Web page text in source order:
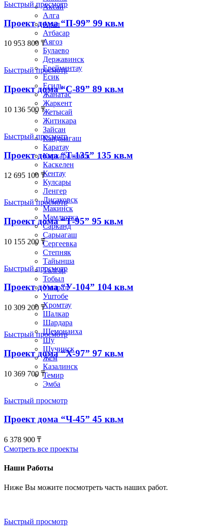
Аксай
Алга
Арал
Атбасар
Аягоз
Булаево
Державинск
Ерейментау
Есик
Есиль
Жанатас
Жаркент
Жетысай
Житикара
Зайсан
Кандыагаш
Каратау
Каркаралинск
Каскелен
Кентау
Кулсары
Ленгер
Лисаковск
Макинск
Мамлютка
Сарканд
Сарыагаш
Сергеевка
Степняк
Тайынша
Талгар
Тобыл
Ушарал
Уштобе
Хромтау
Шалкар
Шардара
Шемонаиха
Шу
Щучинск
Жем
Казалинск
Темир
Эмба
Быстрый просмотр
Проект дома “П-99” 99 кв.м
10 953 800 ₸
Быстрый просмотр
Проект дома “С-89” 89 кв.м
10 136 500 ₸
Быстрый просмотр
Проект дома “Т-135” 135 кв.м
12 695 100 ₸
Быстрый просмотр
Проект дома “Т-95” 95 кв.м
10 155 200 ₸
Быстрый просмотр
Проект дома “У-104” 104 кв.м
10 309 200 ₸
Быстрый просмотр
Проект дома “Х-97” 97 кв.м
10 369 700 ₸
Быстрый просмотр
Проект дома “Ч-45” 45 кв.м
6 378 900 ₸
Смотреть все проекты
Наши Работы
Ниже Вы можите посмотреть часть наших работ.
Быстрый просмотр